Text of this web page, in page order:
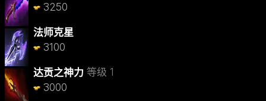
3250
法师克星
3100
达贡之神力 等级 1
3000